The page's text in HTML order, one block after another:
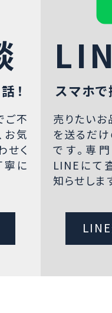
！
ご不
お気
せく
寧に
スマホで
売りたい
を送るだ
です。専
LINEにて
知らせしま